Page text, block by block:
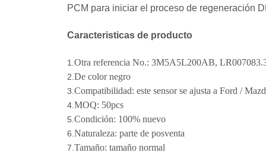
PCM para iniciar el proceso de regeneración
Caracteristicas de producto
1.Otra referencia No.: 3M5A5L200AB,
2.De color negro
3.Compatibilidad: este sensor se ajusta a Ford /
4.MOQ: 50pcs
5.Condición: 100% nuevo
6.Naturaleza: parte de posventa
7.Tamaño: tamaño normal